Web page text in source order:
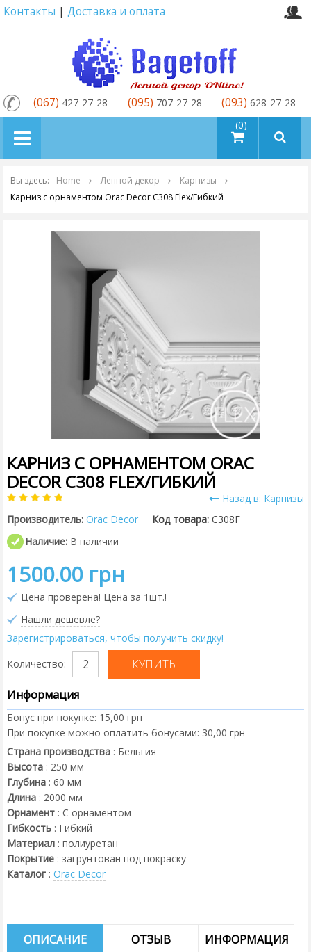
Контакты | Доставка и оплата
товаров (0)
(067) 427-27-28 (095) 707-27-28 (093) 628-27-28
Вы здесь: Home Лепной декор
Карнизы
Карниз с орнаментом Orac Decor C308 Flex/Гибкий
КАРНИЗ С ОРНАМЕНТОМ ORAC
DECOR C308 FLEX/ГИБКИЙ
Назад в: Карнизы
Производитель: Orac Decor Код товара: C308F
Наличие: В наличии
1500.00 грн
Цена проверена! Цена за 1шт.!
Нашли дешевле?
Зарегистрироваться, чтобы получить скидку!
Количество:
Информация
Бонус при покупке: 15,00 грн
При покупке можно оплатить бонусами: 30,00 грн
Страна производства : Бельгия
Высота : 250 мм
Глубина : 60 мм
Длина : 2000 мм
Орнамент : С орнаментом
Гибкость : Гибкий
Материал : полиуретан
Покрытие : загрунтован под покраску
Каталог : Orac Decor
ОПИСАНИЕ ОТЗЫВ ИНФОРМАЦИЯ